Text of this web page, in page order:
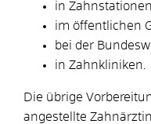
in
im öffentlichen
bei der
in Zahnkliniken.
Die übrige
angestellte